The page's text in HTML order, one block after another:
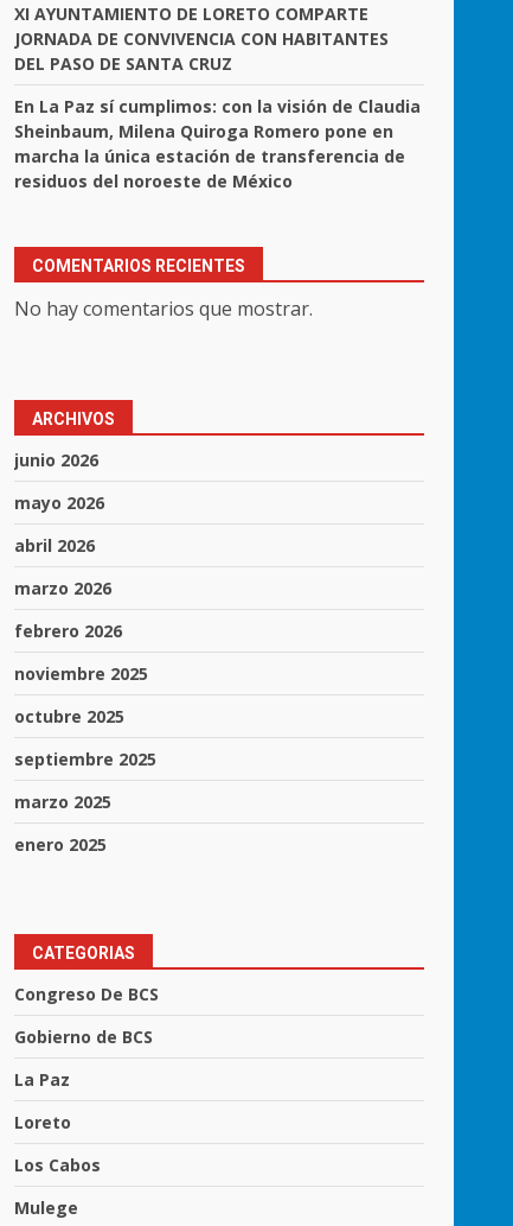
XI AYUNTAMIENTO DE LORETO COMPARTE
JORNADA DE CONVIVENCIA CON HABITANTES
DEL PASO DE SANTA CRUZ
En La Paz sí cumplimos: con la visión de Claudia
Sheinbaum, Milena Quiroga Romero pone en
marcha la única estación de transferencia de
residuos del noroeste de México
COMENTARIOS RECIENTES
No hay comentarios que mostrar.
ARCHIVOS
junio 2026
mayo 2026
abril 2026
marzo 2026
febrero 2026
noviembre 2025
octubre 2025
septiembre 2025
marzo 2025
enero 2025
CATEGORIAS
Congreso De BCS
Gobierno de BCS
La Paz
Loreto
Los Cabos
Mulege